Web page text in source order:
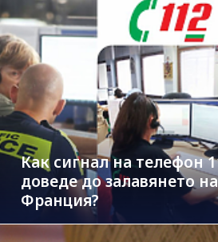
Как сигнал на телефон
доведе до залавянето
Франция?